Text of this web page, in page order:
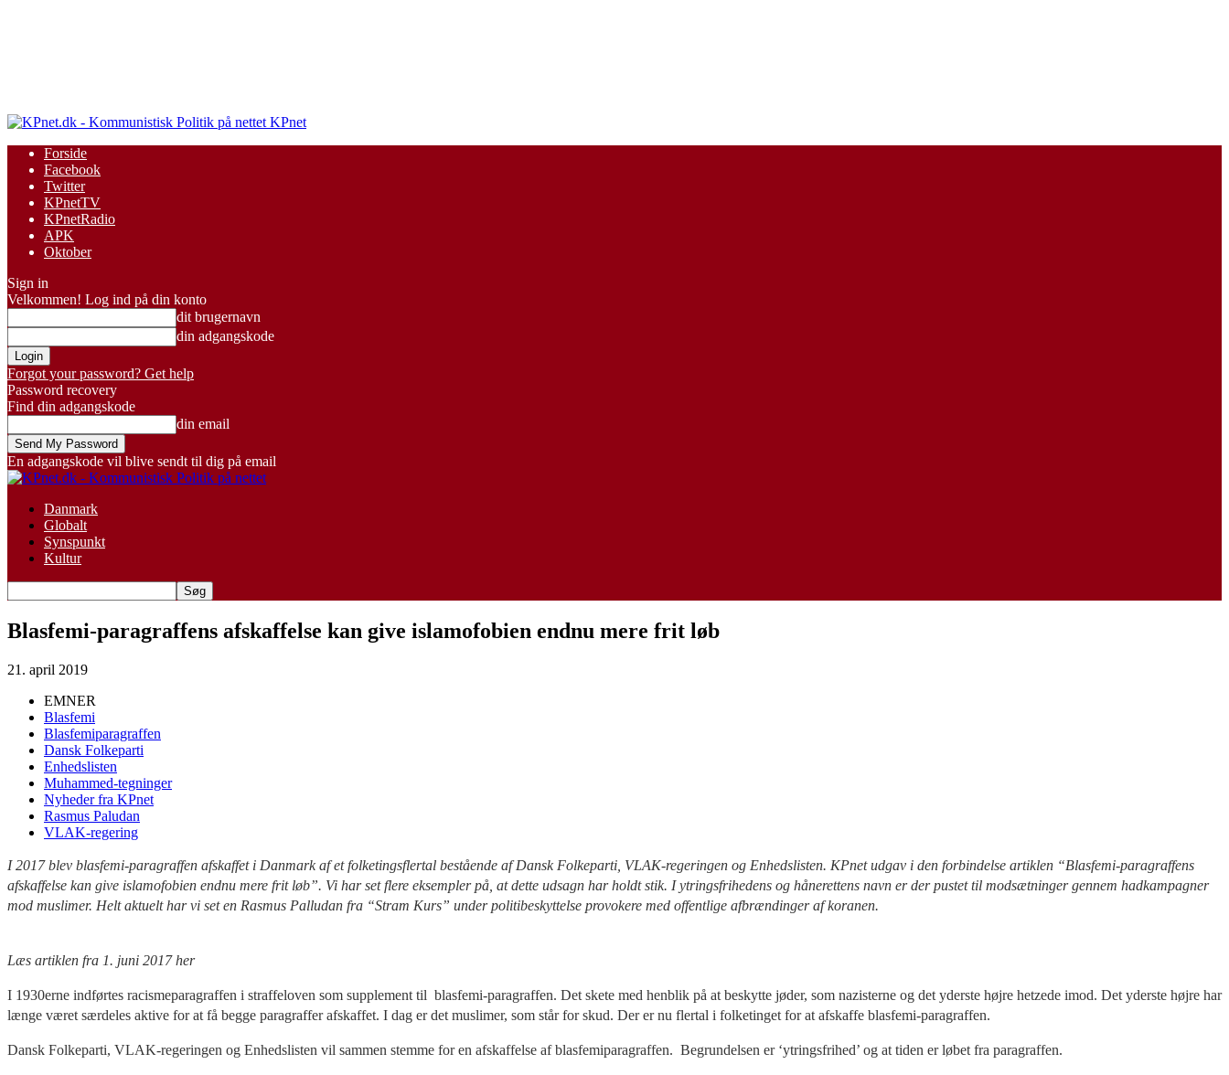
KPnet
Forside
Facebook
Twitter
KPnetTV
KPnetRadio
APK
Oktober
Sign in
Velkommen! Log ind på din konto
dit brugernavn
din adgangskode
Forgot your password? Get help
Password recovery
Find din adgangskode
din email
En adgangskode vil blive sendt til dig på email
Danmark
Globalt
Synspunkt
Kultur
Blasfemi-paragraffens afskaffelse kan give islamofobien endnu mere frit løb
21. april 2019
EMNER
Blasfemi
Blasfemiparagraffen
Dansk Folkeparti
Enhedslisten
Muhammed-tegninger
Nyheder fra KPnet
Rasmus Paludan
VLAK-regering
I 2017 blev blasfemi-paragraffen afskaffet i Danmark af et folketingsflertal bestående af Dansk Folkeparti, VLAK-regeringen og Enhedslisten. KPnet udgav i den forbindelse artiklen “Blasfemi-paragraffens
afskaffelse kan give islamofobien endnu mere frit løb”. Vi har set flere eksempler på, at dette udsagn har holdt stik. I ytringsfrihedens og hånerettens navn er der pustet til modsætninger gennem hadkampagner
mod muslimer. Helt aktuelt har vi set en Rasmus Palludan fra “Stram Kurs” under politibeskyttelse provokere med offentlige afbrændinger af koranen.
Læs artiklen fra 1. juni 2017 her
I 1930erne indførtes racismeparagraffen i straffeloven som supplement til blasfemi-paragraffen. Det skete med henblik på at beskytte jøder, som nazisterne og det yderste højre hetzede imod. Det yderste højre har
længe været særdeles aktive for at få begge paragraffer afskaffet. I dag er det muslimer, som står for skud. Der er nu flertal i folketinget for at afskaffe blasfemi-paragraffen.
Dansk Folkeparti, VLAK-regeringen og Enhedslisten vil sammen stemme for en afskaffelse af blasfemiparagraffen. Begrundelsen er ‘ytringsfrihed’ og at tiden er løbet fra paragraffen.